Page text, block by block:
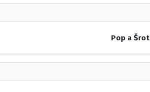
Pop a Šrot